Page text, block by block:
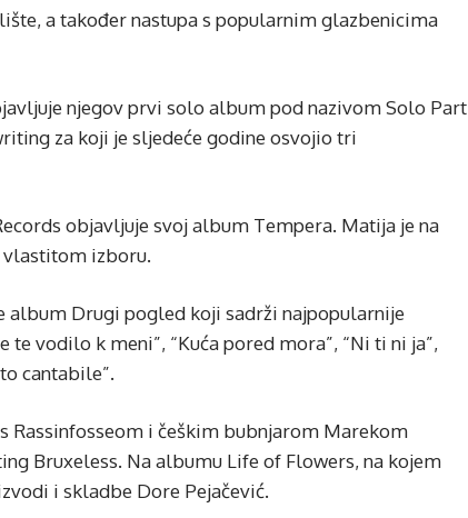
a također nastupa s popularnim glazbenicima
njegov prvi solo album pod nazivom Solo Part
za koji je sljedeće godine osvojio tri
objavljuje svoj album Tempera. Matija je na
vlastitom izboru.
album Drugi pogled koji sadrži najpopularnije
vodilo k meni”, “Kuća pored mora”, “Ni ti ni ja”,
cantabile”.
Rassinfosseom i češkim bubnjarom Marekom
Bruxeless. Na albumu Life of Flowers, na kojem
i skladbe Dore Pejačević.